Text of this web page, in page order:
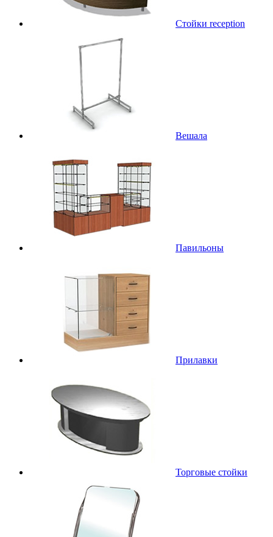
Стойки reception
Вешала
Павильоны
Прилавки
Торговые стойки